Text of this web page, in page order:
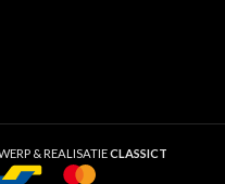
& REALISATIECLASSICT